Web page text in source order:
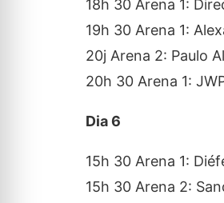
18h 30 Arena 1:
19h 30 Arena 1:
20j Arena 2: Paulo
20h 30 Arena 1:
Dia 6
15h 30 Arena 1:
15h 30 Arena 2: